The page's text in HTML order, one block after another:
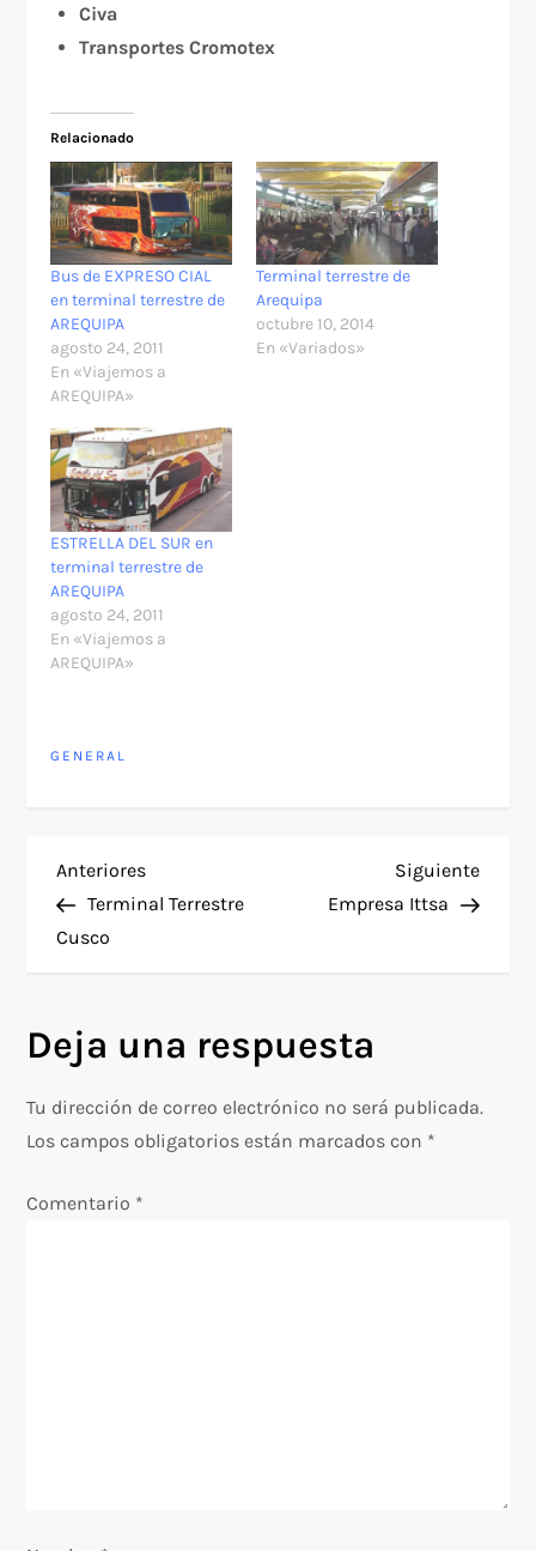
Civa
Transportes Cromotex
Relacionado
Bus de EXPRESO CIAL
en terminal terrestre de
AREQUIPA
agosto 24, 2011
En «Viajemos a
AREQUIPA»
Terminal terrestre de
Arequipa
octubre 10, 2014
En «Variados»
ESTRELLA DEL SUR en
terminal terrestre de
AREQUIPA
agosto 24, 2011
En «Viajemos a
AREQUIPA»
GENERAL
N
a
e
g
a
c
Entrada
anterior
Anteriores
Terminal Terrestre
Cusco
Siguiente
Empresa Ittsa
Deja una respuesta
Tu dirección de correo electrónico no será publicada.
Los campos obligatorios están marcados con *
Comentario *